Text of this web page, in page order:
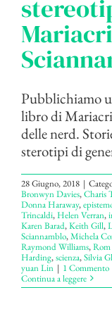
Pubblichiamo
libro di
delle nerd.
sterotipi di
28 Giugno, 2018 |
Bronwyn Davies,Charis
Donna Haraway,
Trincaldi,Helen Verran,
Karen Barad,Keith Gill,
Sciannamblo,Michela
Raymond Williams,
Harding,scienza,Silvia
yuan Lin | 1 Commento
Continua a leggere